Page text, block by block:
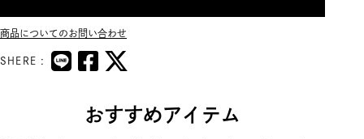
商品についてのお問い合わせ
SHERE :
おすすめアイテム